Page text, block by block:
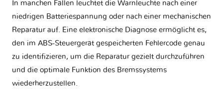
In manchen Fällen leuchtet die Warnleuchte nach einer
niedrigen Batteriespannung oder nach einer mechanischen
Reparatur auf. Eine elektronische Diagnose ermöglicht es,
den im ABS-Steuergerät gespeicherten Fehlercode genau
zu identifizieren, um die Reparatur gezielt durchzuführen
und die optimale Funktion des Bremssystems
wiederherzustellen.